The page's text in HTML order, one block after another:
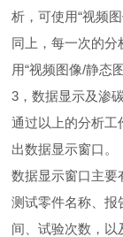
析，可使用“视频
同上，每一次的分
用“视频图像/静态
3，数据显示及渗
通过以上的分析工
出数据显示窗口。
数据显示窗口主要
测试零件名称、报
间、试验次数，以